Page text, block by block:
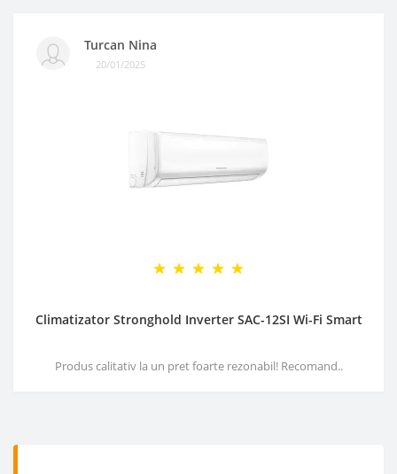
Turcan Nina
20/01/2025
Climatizator Stronghold Inverter SAC-12SI Wi-Fi Smart
Produs calitativ la un pret foarte rezonabil! Recomand..